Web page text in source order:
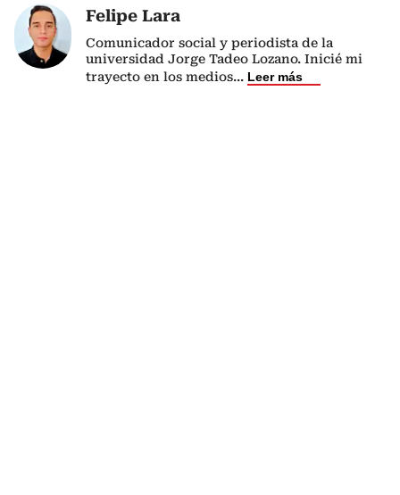
Felipe Lara
Comunicador social y periodista de la
universidad Jorge Tadeo Lozano. Inicié mi
trayecto en los medios... Leer más